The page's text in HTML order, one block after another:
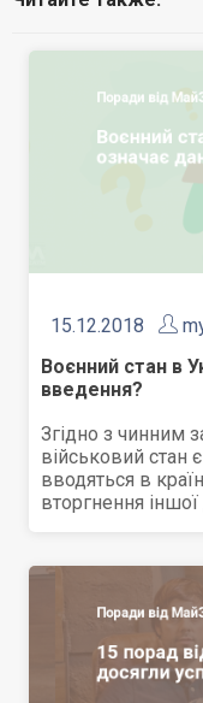
15.12.2018
Воєнний стан в
введення?
Згідно з чинним
військовий стан
вводяться в
вторгнення